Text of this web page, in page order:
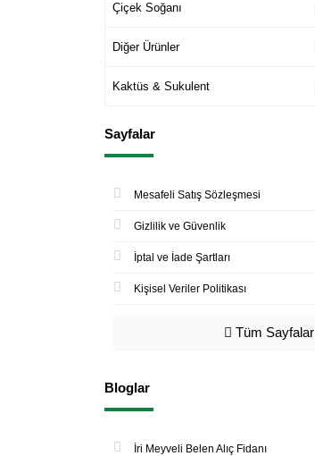
Çiçek Soğanı
Diğer Ürünler
Kaktüs & Sukulent
Sayfalar
Mesafeli Satış Sözleşmesi
Gizlilik ve Güvenlik
İptal ve İade Şartları
Kişisel Veriler Politikası
Tüm Sayfalar
Bloglar
İri Meyveli Belen Alıç Fidanı